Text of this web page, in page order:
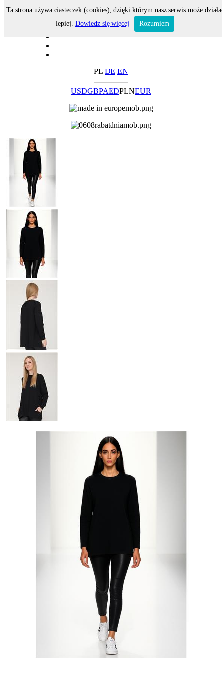
PL DE EN
USDGBPAEDPLNEUR
Ta strona używa ciasteczek (cookies), dzięki którym nasz serwis może
lepiej. Dowiedz się więcej Rozumiem